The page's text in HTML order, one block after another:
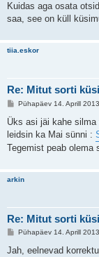
Kuidas aga osata
saa, see on küll
tiia.eskor
Re: Mitut sorti
P
s
i
t
u
Pühapäev 14. Aprill
Üks asi jäi kahe
leidsin ka Mai sünni :
Tegemist peab olema
arkin
Re: Mitut sorti
P
s
Pühapäev 14. Aprill
Jah, eelnevad